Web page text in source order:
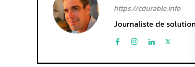
https://cdurable.info
Journaliste de